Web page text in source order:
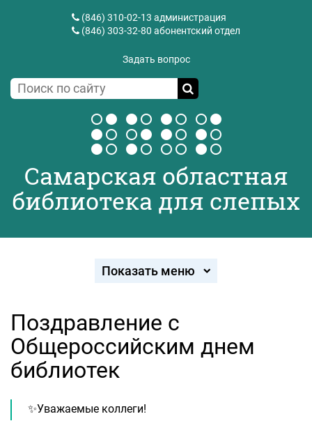
(846) 310-02-13 администрация
(846) 303-32-80 абонентский отдел
Задать вопрос
Самарская областная
библиотека для слепых
Показать меню
Поздравление с
Общероссийским днем
библиотек
✨Уважаемые коллеги!